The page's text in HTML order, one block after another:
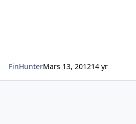
FinHunterMars 13, 201214 yr